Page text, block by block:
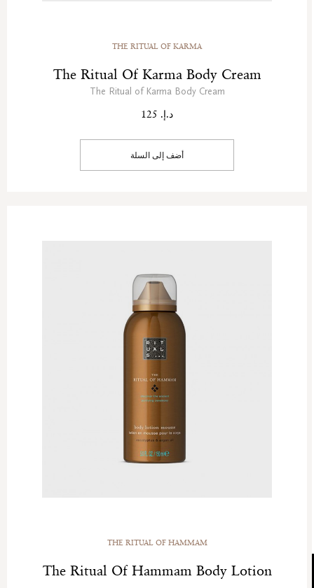
THE RITUAL OF KARMA
The Ritual Of Karma Body Cream
The Ritual of Karma Body Cream
د.إ. 125
أضف إلى السلة
THE RITUAL OF HAMMAM
The Ritual Of Hammam Body Lotion